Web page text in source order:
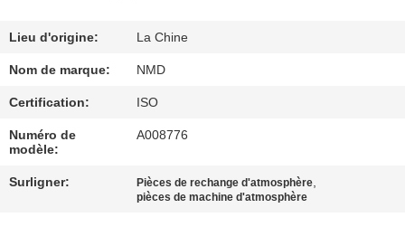
QUALITÉ
CONTACTEZ-
NOUS
NOUVELLES
Lieu d'origine: La Chine
Nom de marque: NMD
Certification: ISO
Numéro de
modèle:
A008776
Surligner: Pièces de rechange d'atmosphère,
pièces de machine d'atmosphère